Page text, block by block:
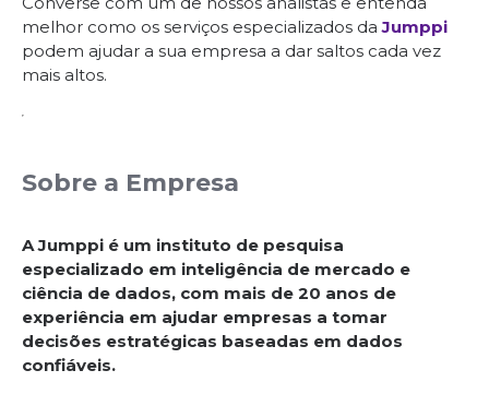
melhor como os serviços especializados daJumppi
podem ajudar a sua empresa a dar saltos cada vez
mais altos.
Sobre a Empresa
A Jumppi é um instituto de pesquisa
especializado em inteligência de mercado e
ciência de dados, com mais de 20 anos de
experiência em ajudar empresas a tomar
decisões estratégicas baseadas em dados
confiáveis.